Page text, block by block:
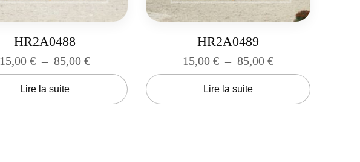
HR2A0488
15,00€ – 85,00€
Lire la suite
HR2A0489
15,00 € – 85,00 €
Lire la suite